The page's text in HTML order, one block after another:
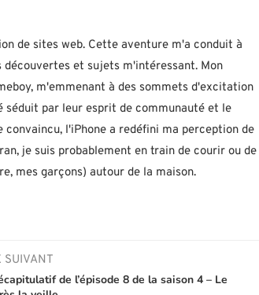
de sites web. Cette aventure m'a conduit à
et sujets m'intéressant. Mon
m'emmenant à des sommets d'excitation
par leur esprit de communauté et le
l'iPhone a redéfini ma perception de
je suis probablement en train de courir ou de
mes garçons) autour de la maison.
SUIVANT
de l’épisode 8 de la saison 4 – Le